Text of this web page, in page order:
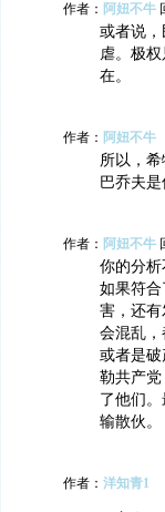
作者： 阿妞不牛
或者说
虐。极
在。
作者： 阿妞不牛
所以，
巴乔夫是
作者： 阿妞不牛
你的分
如果符
害，还
会混乱
或者是
勒共产
了他们
输散伙。
作者： 洋知青1